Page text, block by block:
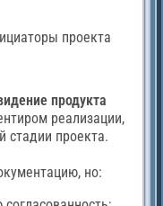
проекта
продукта
реализации,
проекта.
но: